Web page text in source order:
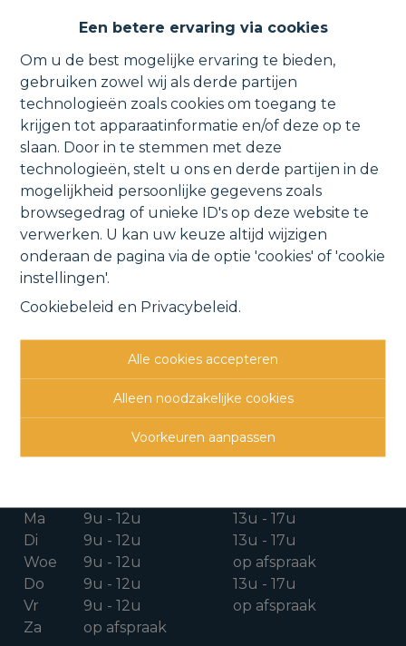
Een betere ervaring via cookies
Om u de best mogelijke ervaring te bieden,
gebruiken zowel wij als derde partijen
technologieën zoals cookies om toegang te
krijgen tot apparaatinformatie en/of deze op te
slaan. Door in te stemmen met deze
technologieën, stelt u ons en derde partijen in de
mogelijkheid persoonlijke gegevens zoals
browsegedrag of unieke ID's op deze website te
verwerken. U kan uw keuze altijd wijzigen
onderaan de pagina via de optie 'cookies' of 'cookie
instellingen'.
Cookiebeleid en Privacybeleid.
Alle cookies accepteren
Alleen noodzakelijke cookies
Voorkeuren aanpassen
Studio met autostaanplaats nabij het
centrum.
Kapellebaan 78 1, 2811 Leest
Verbindingsweg 41
015 711 000
info@clavisvastgoed.be
Ma 9u - 12u
13u - 17u
Di
9u - 12u
13u - 17u
Woe
9u - 12u
op afspraak
Do
9u - 12u
13u - 17u
Vr
9u - 12u
op afspraak
Za
op afspraak